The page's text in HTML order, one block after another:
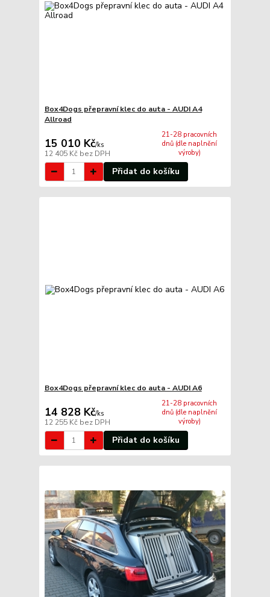
Box4Dogs přepravní klec do auta - AUDI A4
Allroad
15 010 Kč/ks
12 405 Kč bez DPH
21-28 pracovních
dnů (dle naplnění
výroby)
Přidat do košíku
Box4Dogs přepravní klec do auta - AUDI A6
14 828 Kč/ks
12 255 Kč bez DPH
21-28 pracovních
dnů (dle naplnění
výroby)
Přidat do košíku